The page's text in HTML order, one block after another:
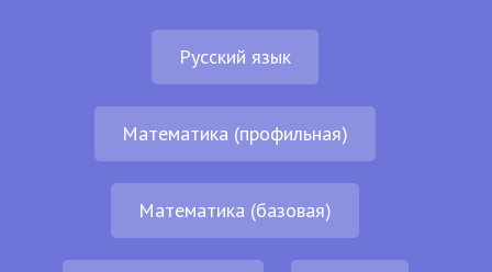
Русский язык
Математика (профильная)
Математика (базовая)